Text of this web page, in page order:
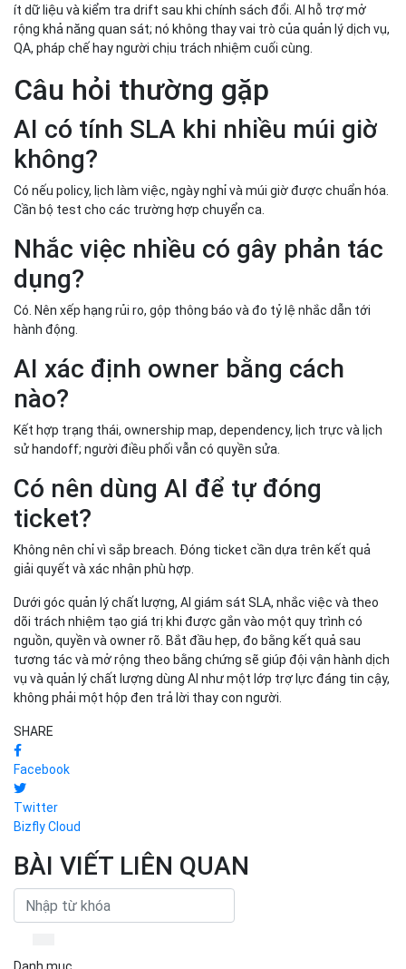
ít dữ liệu và kiểm tra drift sau khi chính sách đổi. AI hỗ trợ mở
rộng khả năng quan sát; nó không thay vai trò của quản lý dịch vụ,
QA, pháp chế hay người chịu trách nhiệm cuối cùng.
Câu hỏi thường gặp
AI có tính SLA khi nhiều múi giờ
không?
Có nếu policy, lịch làm việc, ngày nghỉ và múi giờ được chuẩn hóa.
Cần bộ test cho các trường hợp chuyển ca.
Nhắc việc nhiều có gây phản tác
dụng?
Có. Nên xếp hạng rủi ro, gộp thông báo và đo tỷ lệ nhắc dẫn tới
hành động.
AI xác định owner bằng cách
nào?
Kết hợp trạng thái, ownership map, dependency, lịch trực và lịch
sử handoff; người điều phối vẫn có quyền sửa.
Có nên dùng AI để tự đóng
ticket?
Không nên chỉ vì sắp breach. Đóng ticket cần dựa trên kết quả
giải quyết và xác nhận phù hợp.
Dưới góc quản lý chất lượng, AI giám sát SLA, nhắc việc và theo
dõi trách nhiệm tạo giá trị khi được gắn vào một quy trình có
nguồn, quyền và owner rõ. Bắt đầu hẹp, đo bằng kết quả sau
tương tác và mở rộng theo bằng chứng sẽ giúp đội vận hành dịch
vụ và quản lý chất lượng dùng AI như một lớp trợ lực đáng tin cậy,
không phải một hộp đen trả lời thay con người.
SHARE
Facebook
Twitter
Bizfly Cloud
BÀI VIẾT LIÊN QUAN